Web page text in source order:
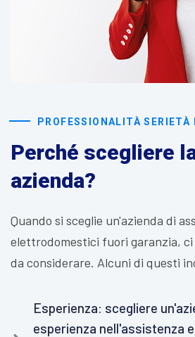
PROFESSIONALITÀ SERIETÀ
Perché scegliere
azienda?
Quando si sceglie un'azienda di
elettrodomestici fuori garanzia,
da considerare. Alcuni di questi
Esperienza: scegliere
esperienza nell'assistenza